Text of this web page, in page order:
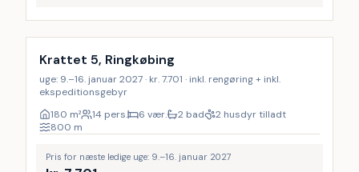
Inkl. rengøring
Krattet 5, Ringkøbing
uge: 9.–16. januar 2027 · kr. 7.701 · inkl. rengøring + inkl.
ekspeditionsgebyr
180 m² 14 pers. 6 vær. 2 bad
2 husdyr tilladt
800 m
Pris for næste ledige uge: 9.–16. januar 2027